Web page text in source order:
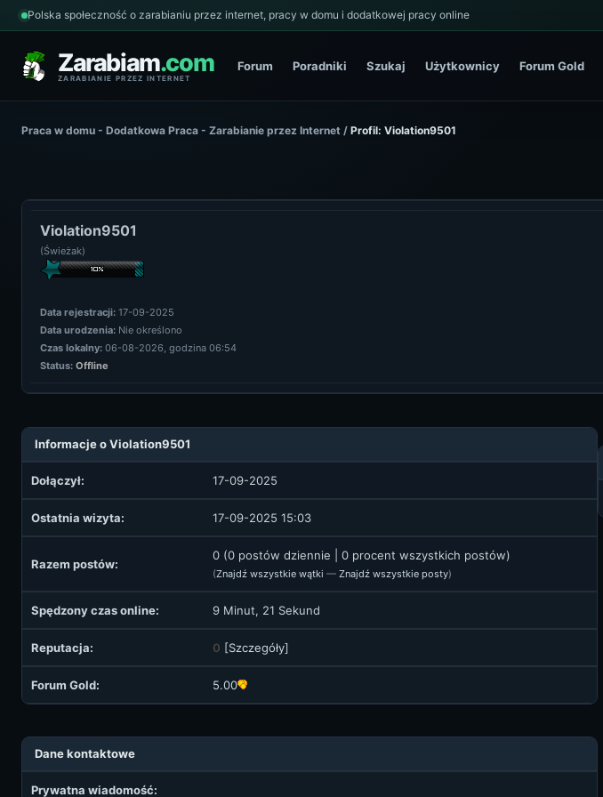
Polska społeczność o zarabianiu przez internet, pracy w domu i dodatkowej pracy online
Zarabiam.com
ZARABIANIE PRZEZ INTERNET
Forum Poradniki Szukaj Użytkownicy Forum Gold
Praca w domu - Dodatkowa Praca - Zarabianie przez Internet / Profil: Violation9501
Violation9501
(Świeżak)
Data rejestracji: 17-09-2025
Data urodzenia: Nie określono
Czas lokalny: 06-08-2026, godzina 06:54
Status: Offline
Informacje o Violation9501
Dołączył: 17-09-2025
Ostatnia wizyta: 17-09-2025 15:03
Razem postów:
0 (0 postów dziennie | 0 procent wszystkich postów)
(Znajdź wszystkie wątki — Znajdź wszystkie posty)
Spędzony czas online: 9 Minut, 21 Sekund
Reputacja: 0 [Szczegóły]
Forum Gold: 5.00
Dane kontaktowe
Prywatna wiadomość: